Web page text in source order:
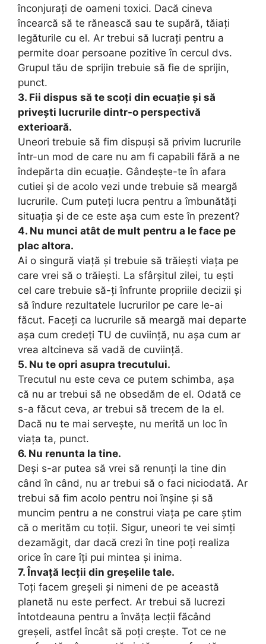
înconjurați de oameni toxici. Dacă cineva
încearcă să te rănească sau te supără, tăiați
legăturile cu el. Ar trebui să lucrați pentru a
permite doar persoane pozitive în cercul dvs.
Grupul tău de sprijin trebuie să fie de sprijin,
punct.
3. Fii dispus să te scoți din ecuație și să
privești lucrurile dintr-o perspectivă
exterioară.
Uneori trebuie să fim dispuși să privim lucrurile
într-un mod de care nu am fi capabili fără a ne
îndepărta din ecuație. Gândește-te în afara
cutiei și de acolo vezi unde trebuie să meargă
lucrurile. Cum puteți lucra pentru a îmbunătăți
situația și de ce este așa cum este în prezent?
4. Nu munci atât de mult pentru a le face pe
plac altora.
Ai o singură viață și trebuie să trăiești viața pe
care vrei să o trăiești. La sfârșitul zilei, tu ești
cel care trebuie să-ți înfrunte propriile decizii și
să îndure rezultatele lucrurilor pe care le-ai
făcut. Faceți ca lucrurile să meargă mai departe
așa cum credeți TU de cuviință, nu așa cum ar
vrea altcineva să vadă de cuviință.
5. Nu te opri asupra trecutului.
Trecutul nu este ceva ce putem schimba, așa
că nu ar trebui să ne obsedăm de el. Odată ce
s-a făcut ceva, ar trebui să trecem de la el.
Dacă nu te mai servește, nu merită un loc în
viața ta, punct.
6. Nu renunta la tine.
Deși s-ar putea să vrei să renunți la tine din
când în când, nu ar trebui să o faci niciodată. Ar
trebui să fim acolo pentru noi înșine și să
muncim pentru a ne construi viața pe care știm
că o merităm cu toții. Sigur, uneori te vei simți
dezamăgit, dar dacă crezi în tine poți realiza
orice în care îți pui mintea și inima.
7. Învață lecții din greșelile tale.
Toți facem greșeli și nimeni de pe această
planetă nu este perfect. Ar trebui să lucrezi
întotdeauna pentru a învăța lecții făcând
greșeli, astfel încât să poți crește. Tot ce ne